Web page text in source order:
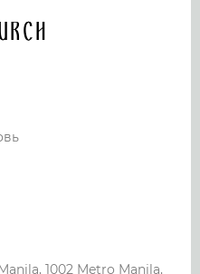
1002 Metro Manila,